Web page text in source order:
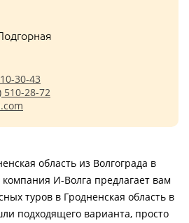
30-43
510-28-72
область из Волгограда в
компания И-Волга предлагает вам
туров в Гродненская область в
подходящего варианта, просто